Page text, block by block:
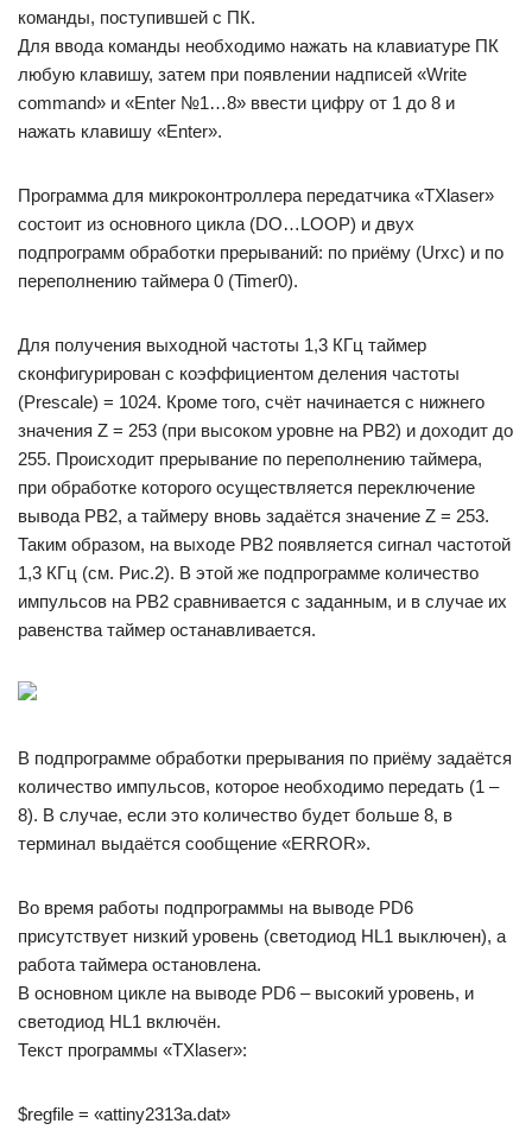
команды, поступившей с ПК.
Для ввода команды необходимо нажать на клавиатуре ПК
любую клавишу, затем при появлении надписей «Write
command» и «Enter №1…8» ввести цифру от 1 до 8 и
нажать клавишу «Enter».
Программа для микроконтроллера передатчика «TXlaser»
состоит из основного цикла (DO…LOOP) и двух
подпрограмм обработки прерываний: по приёму (Urxc) и по
переполнению таймера 0 (Timer0).
Для получения выходной частоты 1,3 КГц таймер
сконфигурирован с коэффициентом деления частоты
(Prescale) = 1024. Кроме того, счёт начинается с нижнего
значения Z = 253 (при высоком уровне на РВ2) и доходит до
255. Происходит прерывание по переполнению таймера,
при обработке которого осуществляется переключение
вывода РВ2, а таймеру вновь задаётся значение Z = 253.
Таким образом, на выходе РВ2 появляется сигнал частотой
1,3 КГц (см. Рис.2). В этой же подпрограмме количество
импульсов на РВ2 сравнивается с заданным, и в случае их
равенства таймер останавливается.
В подпрограмме обработки прерывания по приёму задаётся
количество импульсов, которое необходимо передать (1 –
8). В случае, если это количество будет больше 8, в
терминал выдаётся сообщение «ERROR».
Во время работы подпрограммы на выводе PD6
присутствует низкий уровень (светодиод HL1 выключен), а
работа таймера остановлена.
В основном цикле на выводе PD6 – высокий уровень, и
светодиод HL1 включён.
Текст программы «TXlaser»:
$regfile = «attiny2313a.dat»